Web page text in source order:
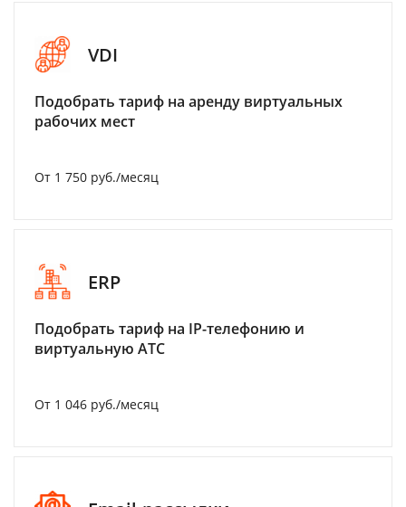
VDI
Подобрать тариф на аренду виртуальных
рабочих мест
От 1 750 руб./месяц
ERP
Подобрать тариф на IP-телефонию и
виртуальную АТС
От 1 046 руб./месяц